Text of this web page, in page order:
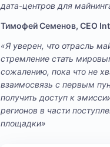
дата-центров для
Тимофей Семенов, CEO
«Я уверен, что отрасль
стремление стать
сожалению, пока что не
взаимосвязь с первым
получить доступ к
регионов в части
площадки»